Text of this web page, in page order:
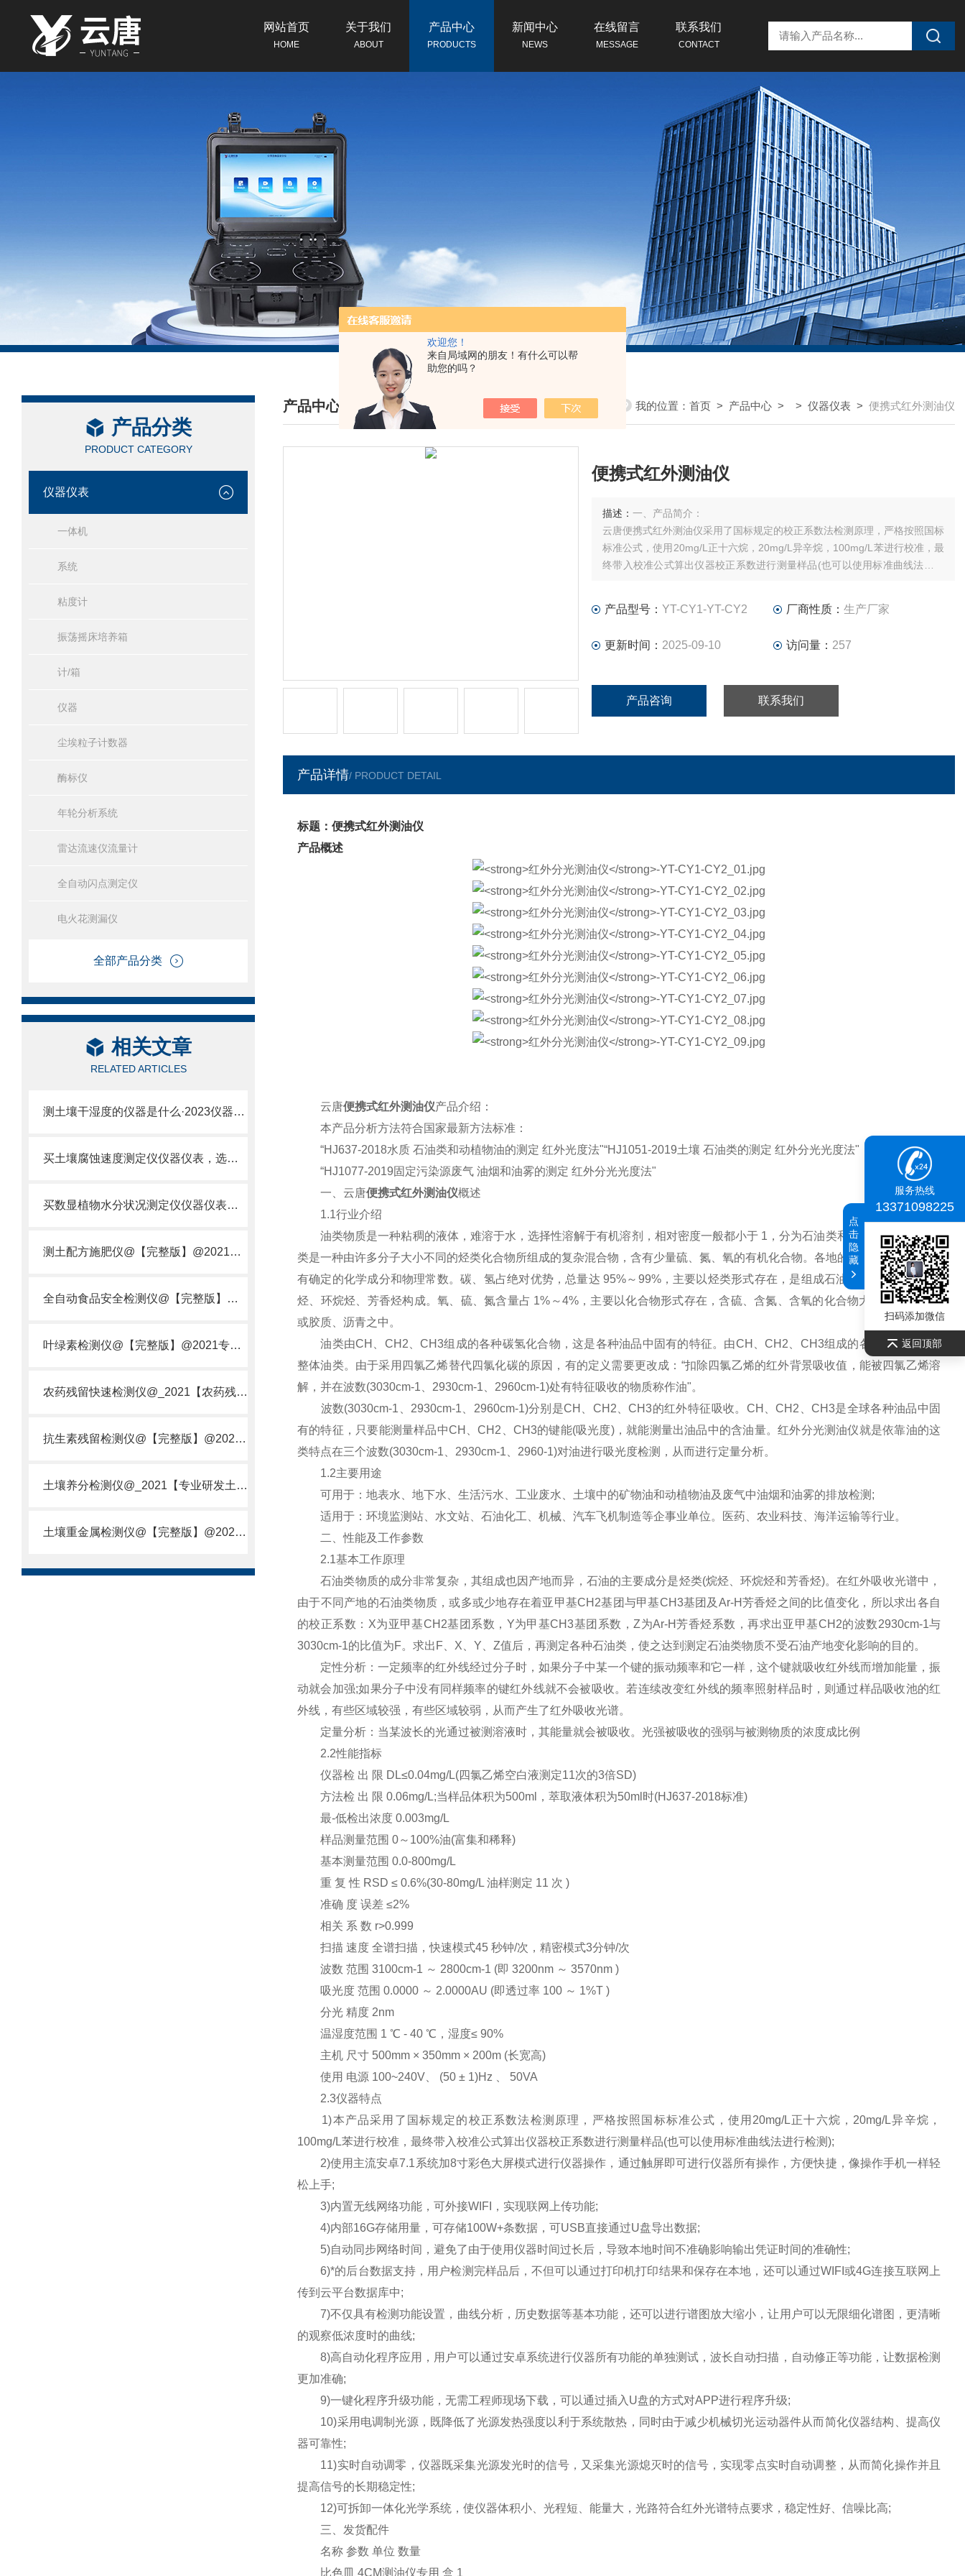
欢迎您！
来自局域网的朋友！有什么可以帮
助您的吗？
网站首页
HOME
关于我们
ABOUT
产品中心
PRODUCTS
新闻中心
NEWS
在线留言
MESSAGE
联系我们
CONTACT
产品分类
PRODUCT CATEGORY
仪器仪表
一体机
系统
粘度计
振荡摇床培养箱
计/箱
仪器
尘埃粒子计数器
酶标仪
年轮分析系统
雷达流速仪流量计
全自动闪点测定仪
电火花测漏仪
全部产品分类
相关文章
RELATED ARTICLES
测土壤干湿度的仪器是什么·2023仪器仪表·云唐土壤干湿度检测仪器设备
买土壤腐蚀速度测定仪仪器仪表，选【云唐新款】土壤腐蚀速度测定仪
买数显植物水分状况测定仪仪器仪表，就来山东云唐精品货源
测土配方施肥仪@【完整版】@2021专业测土配方施肥仪器仪表
全自动食品安全检测仪@【完整版】@2021专业全自动食品检测仪器仪表
叶绿素检测仪@【完整版】@2021专业叶绿素检测仪器仪表
农药残留快速检测仪@_2021【农药残留检测仪器仪表DE原理】
抗生素残留检测仪@【完整版】@2021专业抗生素残留检测仪器仪表
土壤养分检测仪@_2021【专业研发土壤养分快速检测仪器仪表厂】
土壤重金属检测仪@【完整版】@2021专业土壤重金属快速检测仪器仪表
产品中心
/ PRODUCTS CENTER
我的位置： 首页 > 产品中心 > > 仪器仪表 > 便携式红外测油仪
便携式红外测油仪
描述： 一、产品简介：
云唐便携式红外测油仪采用了国标规定的校正系数法检测原理，严格按照国标
标准公式，使用20mg/L正十六烷，20mg/L异辛烷，100mg/L苯进行校准，最
终带入校准公式算出仪器校正系数进行测量样品(也可以使用标准曲线法进行
产品型号： YT-CY1-YT-CY2 厂商性质： 生产厂家
更新时间： 2025-09-10 访问量： 257
产品咨询 联系我们
产品详情/ PRODUCT DETAIL
标题：便携式红外测油仪
产品概述
云唐便携式红外测油仪产品介绍：
本产品分析方法符合国家最新方法标准：
“HJ637-2018水质 石油类和动植物油的测定 红外光度法"“HJ1051-2019土壤 石油类的测定 红外分光光度法"
“HJ1077-2019固定污染源废气 油烟和油雾的测定 红外分光光度法"
一、云唐便携式红外测油仪概述
1.1行业介绍
油类物质是一种粘稠的液体，难溶于水，选择性溶解于有机溶剂，相对密度一般都小于 1，分为石油类和动植物油类。石油
类是一种由许多分子大小不同的烃类化合物所组成的复杂混合物，含有少量硫、氮、氧的有机化合物。各地的石油成分不一，没
有确定的化学成分和物理常数。碳、氢占绝对优势，总量达 95%～99%，主要以烃类形式存在，是组成石油的主体。烃类由烷
烃、环烷烃、芳香烃构成。氧、硫、氮含量占 1%～4%，主要以化合物形式存在，含硫、含氮、含氧的化合物大多富集于渣油
或胶质、沥青之中。
油类由CH、CH2、CH3组成的各种碳氢化合物，这是各种油品中固有的特征。由CH、CH2、CH3组成的各种化合物代表
整体油类。由于采用四氯乙烯替代四氯化碳的原因，有的定义需要更改成：“扣除四氯乙烯的红外背景吸收值，能被四氯乙烯溶
解，并在波数(3030cm-1、2930cm-1、2960cm-1)处有特征吸收的物质称作油"。
波数(3030cm-1、2930cm-1、2960cm-1)分别是CH、CH2、CH3的红外特征吸收。CH、CH2、CH3是全球各种油品中固
有的特征，只要能测量样品中CH、CH2、CH3的键能(吸光度)，就能测量出油品中的含油量。红外分光测油仪就是依靠油的这
类特点在三个波数(3030cm-1、2930cm-1、2960-1)对油进行吸光度检测，从而进行定量分析。
1.2主要用途
可用于：地表水、地下水、生活污水、工业废水、土壤中的矿物油和动植物油及废气中油烟和油雾的排放检测;
适用于：环境监测站、水文站、石油化工、机械、汽车飞机制造等企事业单位。医药、农业科技、海洋运输等行业。
二、性能及工作参数
2.1基本工作原理
石油类物质的成分非常复杂，其组成也因产地而异，石油的主要成分是烃类(烷烃、环烷烃和芳香烃)。在红外吸收光谱中，
由于不同产地的石油类物质，或多或少地存在着亚甲基CH2基团与甲基CH3基团及Ar-H芳香烃之间的比值变化，所以求出各自
的校正系数：X为亚甲基CH2基团系数，Y为甲基CH3基团系数，Z为Ar-H芳香烃系数，再求出亚甲基CH2的波数2930cm-1与
3030cm-1的比值为F。求出F、X、Y、Z值后，再测定各种石油类，使之达到测定石油类物质不受石油产地变化影响的目的。
定性分析：一定频率的红外线经过分子时，如果分子中某一个键的振动频率和它一样，这个键就吸收红外线而增加能量，振
动就会加强;如果分子中没有同样频率的键红外线就不会被吸收。若连续改变红外线的频率照射样品时，则通过样品吸收池的红
外线，有些区域较强，有些区域较弱，从而产生了红外吸收光谱。
定量分析：当某波长的光通过被测溶液时，其能量就会被吸收。光强被吸收的强弱与被测物质的浓度成比例
2.2性能指标
仪器检 出 限 DL≤0.04mg/L(四氯乙烯空白液测定11次的3倍SD)
方法检 出 限 0.06mg/L;当样品体积为500ml，萃取液体积为50ml时(HJ637-2018标准)
最-低检出浓度 0.003mg/L
样品测量范围 0～100%油(富集和稀释)
基本测量范围 0.0-800mg/L
重 复 性 RSD ≤ 0.6%(30-80mg/L 油样测定 11 次 )
准确 度 误差 ≤2%
相关 系 数 r>0.999
扫描 速度 全谱扫描，快速模式45 秒钟/次，精密模式3分钟/次
波数 范围 3100cm-1 ～ 2800cm-1 (即 3200nm ～ 3570nm )
吸光度 范围 0.0000 ～ 2.0000AU (即透过率 100 ～ 1%T )
分光 精度 2nm
温湿度范围 1 ℃ - 40 ℃，湿度≤ 90%
主机 尺寸 500mm × 350mm × 200m (长宽高)
使用 电源 100~240V、 (50 ± 1)Hz 、 50VA
2.3仪器特点
1)本产品采用了国标规定的校正系数法检测原理，严格按照国标标准公式，使用20mg/L正十六烷，20mg/L异辛烷，
100mg/L苯进行校准，最终带入校准公式算出仪器校正系数进行测量样品(也可以使用标准曲线法进行检测);
2)使用主流安卓7.1系统加8寸彩色大屏模式进行仪器操作，通过触屏即可进行仪器所有操作，方便快捷，像操作手机一样轻
松上手;
3)内置无线网络功能，可外接WIFI，实现联网上传功能;
4)内部16G存储用量，可存储100W+条数据，可USB直接通过U盘导出数据;
5)自动同步网络时间，避免了由于使用仪器时间过长后，导致本地时间不准确影响输出凭证时间的准确性;
6)*的后台数据支持，用户检测完样品后，不但可以通过打印机打印结果和保存在本地，还可以通过WIFI或4G连接互联网上
传到云平台数据库中;
7)不仅具有检测功能设置，曲线分析，历史数据等基本功能，还可以进行谱图放大缩小，让用户可以无限细化谱图，更清晰
的观察低浓度时的曲线;
8)高自动化程序应用，用户可以通过安卓系统进行仪器所有功能的单独测试，波长自动扫描，自动修正等功能，让数据检测
更加准确;
9)一键化程序升级功能，无需工程师现场下载，可以通过插入U盘的方式对APP进行程序升级;
10)采用电调制光源，既降低了光源发热强度以利于系统散热，同时由于减少机械切光运动器件从而简化仪器结构、提高仪
器可靠性;
11)实时自动调零，仪器既采集光源发光时的信号，又采集光源熄灭时的信号，实现零点实时自动调整，从而简化操作并且
提高信号的长期稳定性;
12)可拆卸一体化光学系统，使仪器体积小、光程短、能量大，光路符合红外光谱特点要求，稳定性好、信噪比高;
三、发货配件
名称 参数 单位 数量
比色皿 4CM测油仪专用 盒 1
服务热线
13371098225
扫码添加微信
返回顶部
点
击
隐
藏